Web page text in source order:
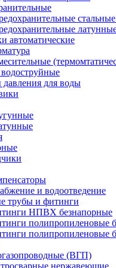
автоматические
давления для воды
и водоотведение
трубы и фитинги
НПВХ безнапорные
полипропиленовые
полипропиленовые
(ВГП)
нержавеющие